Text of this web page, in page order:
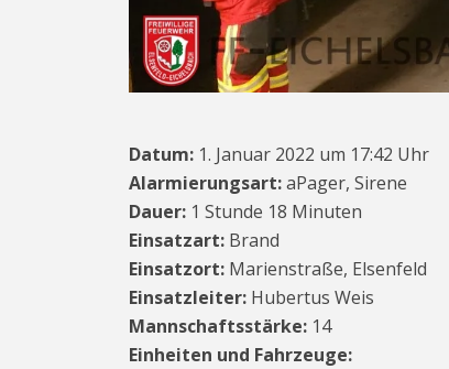
Datum: 1. Januar 2022 um 17:42 Uhr
Alarmierungsart:aPager, Sirene
Dauer: 1 Stunde 18 Minuten
Einsatzart: Brand
Einsatzort: Marienstraße, Elsenfeld
Einsatzleiter: Hubertus Weis
Mannschaftsstärke: 14
Einheiten und Fahrzeuge: